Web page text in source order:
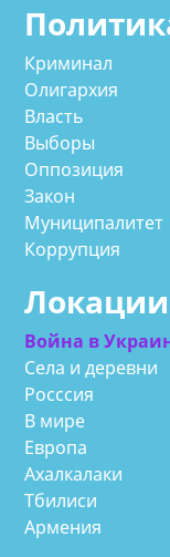
Криминал
Олигархия
Власть
Выборы
Оппозиция
Закон
Муниципалитет
Коррупция
Локации
Война в
Села и деревни
Росссия
В мире
Европа
Ахалкалаки
Тбилиси
Армения